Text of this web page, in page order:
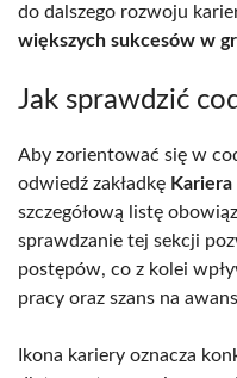
do dalszego rozwoju
większych sukcesów w
Jak sprawdzić
Aby zorientować się w
odwiedź zakładkę Kariera
szczegółową listę
sprawdzanie tej sekcji
postępów, co z kolei
pracy oraz szans na
Ikona kariery oznacza